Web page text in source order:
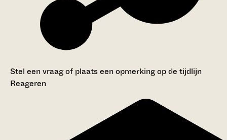
Stel een vraag of plaats een opmerking op de tijdlijn
Reageren